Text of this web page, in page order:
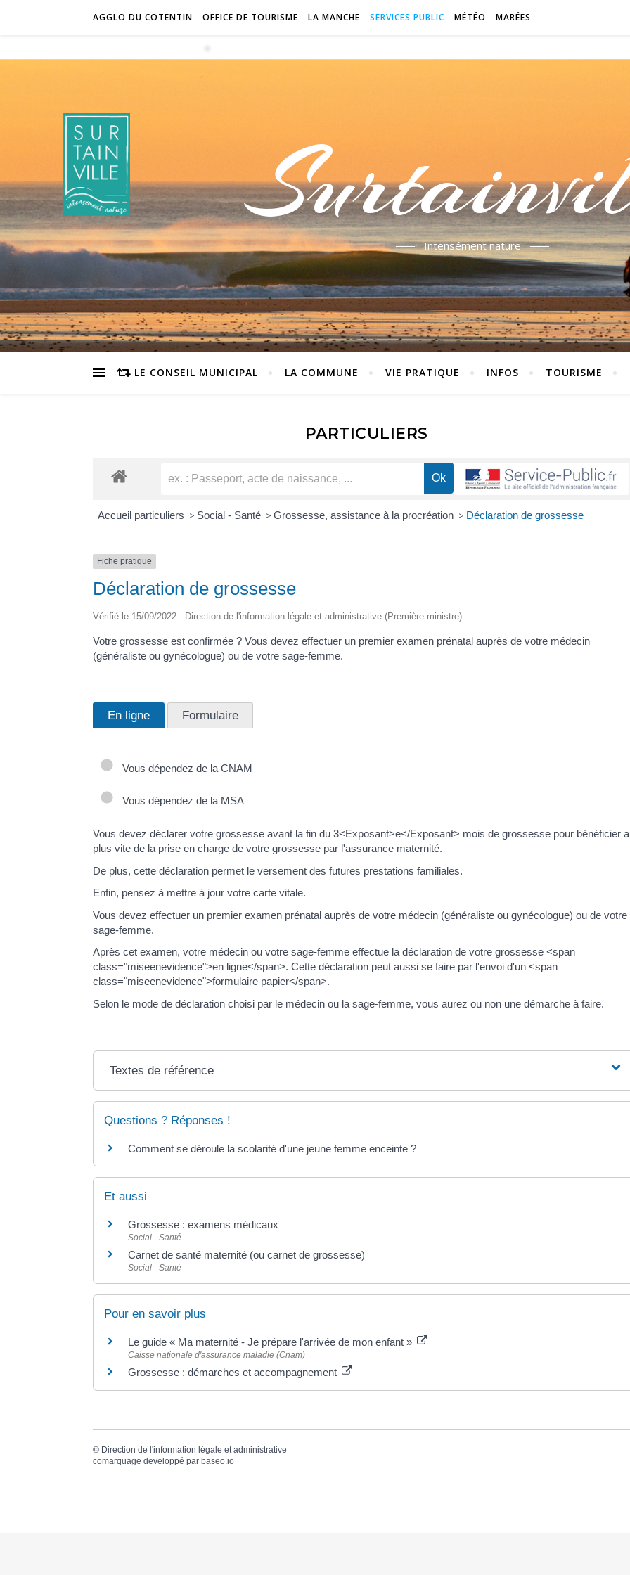
AGGLO DU COTENTIN OFFICE DE TOURISME LA MANCHE SERVICES PUBLIC MÉTÉO MARÉES
Intensément nature
LE CONSEIL MUNICIPAL LA COMMUNE VIE PRATIQUE INFOS TOURISME
PARTICULIERS
Accueil particuliers > Social - Santé > Grossesse, assistance à la procréation > Déclaration de grossesse
Fiche pratique
Déclaration de grossesse
Vérifié le 15/09/2022 - Direction de l'information légale et administrative (Première ministre)
Votre grossesse est confirmée ? Vous devez effectuer un premier examen prénatal auprès de votre médecin
(généraliste ou gynécologue) ou de votre sage-femme.
En ligne Formulaire
Vous dépendez de la CNAM
Vous dépendez de la MSA
Vous devez déclarer votre grossesse avant la fin du 3<Exposant>e</Exposant> mois de grossesse pour bénéficier
plus vite de la prise en charge de votre grossesse par l'assurance maternité.
De plus, cette déclaration permet le versement des futures prestations familiales.
Enfin, pensez à mettre à jour votre carte vitale.
Vous devez effectuer un premier examen prénatal auprès de votre médecin (généraliste ou gynécologue) ou de votre
sage-femme.
Après cet examen, votre médecin ou votre sage-femme effectue la déclaration de votre grossesse <span
class="miseenevidence">en ligne</span>. Cette déclaration peut aussi se faire par l'envoi d'un <span
class="miseenevidence">formulaire papier</span>.
Selon le mode de déclaration choisi par le médecin ou la sage-femme, vous aurez ou non une démarche à faire.
Textes de référence
Questions ? Réponses !
Comment se déroule la scolarité d'une jeune femme enceinte ?
Et aussi
Grossesse : examens médicaux
Social - Santé
Carnet de santé maternité (ou carnet de grossesse)
Social - Santé
Pour en savoir plus
Le guide « Ma maternité - Je prépare l'arrivée de mon enfant »
Caisse nationale d'assurance maladie (Cnam)
Grossesse : démarches et accompagnement
© Direction de l'information légale et administrative
comarquage developpé par baseo.io